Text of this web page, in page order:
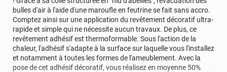
bulles d'air à l'aide d'une maroufle en feutrine se fait sans accro.
Comptez ainsi sur une application du revêtement décoratif ultra-
rapide et simple qui ne nécessite aucun travaux. De plus, ce
revêtement adhésif est thermoformable. Sous l'action de la
chaleur, l'adhésif s'adapte à la surface sur laquelle vous l'installez
et notamment à toutes les formes de l'ameublement. Avec la
pose de cet adhésif décoratif, vous réalisez en moyenne 50%